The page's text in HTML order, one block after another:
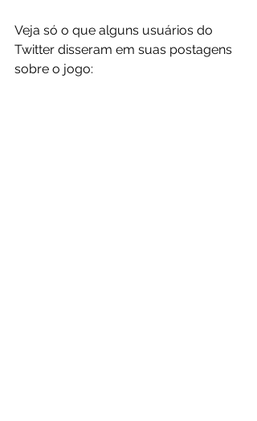
Veja só o que alguns usuários do
Twitter disseram em suas postagens
sobre o jogo: